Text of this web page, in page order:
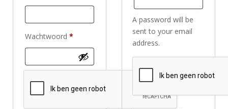
Wachtwoord *
A password will be
sent to your email
address.
HOME
SPORTVOEDING